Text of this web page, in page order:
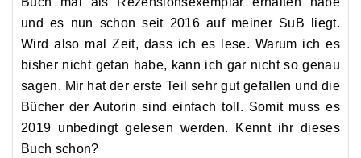
und es nun schon seit 2016 auf meiner SuB liegt.
Wird also mal Zeit, dass ich es lese. Warum ich es
bisher nicht getan habe, kann ich gar nicht so genau
sagen. Mir hat der erste Teil sehr gut gefallen und die
Bücher der Autorin sind einfach toll. Somit muss es
2019 unbedingt gelesen werden. Kennt ihr dieses
Buch schon?